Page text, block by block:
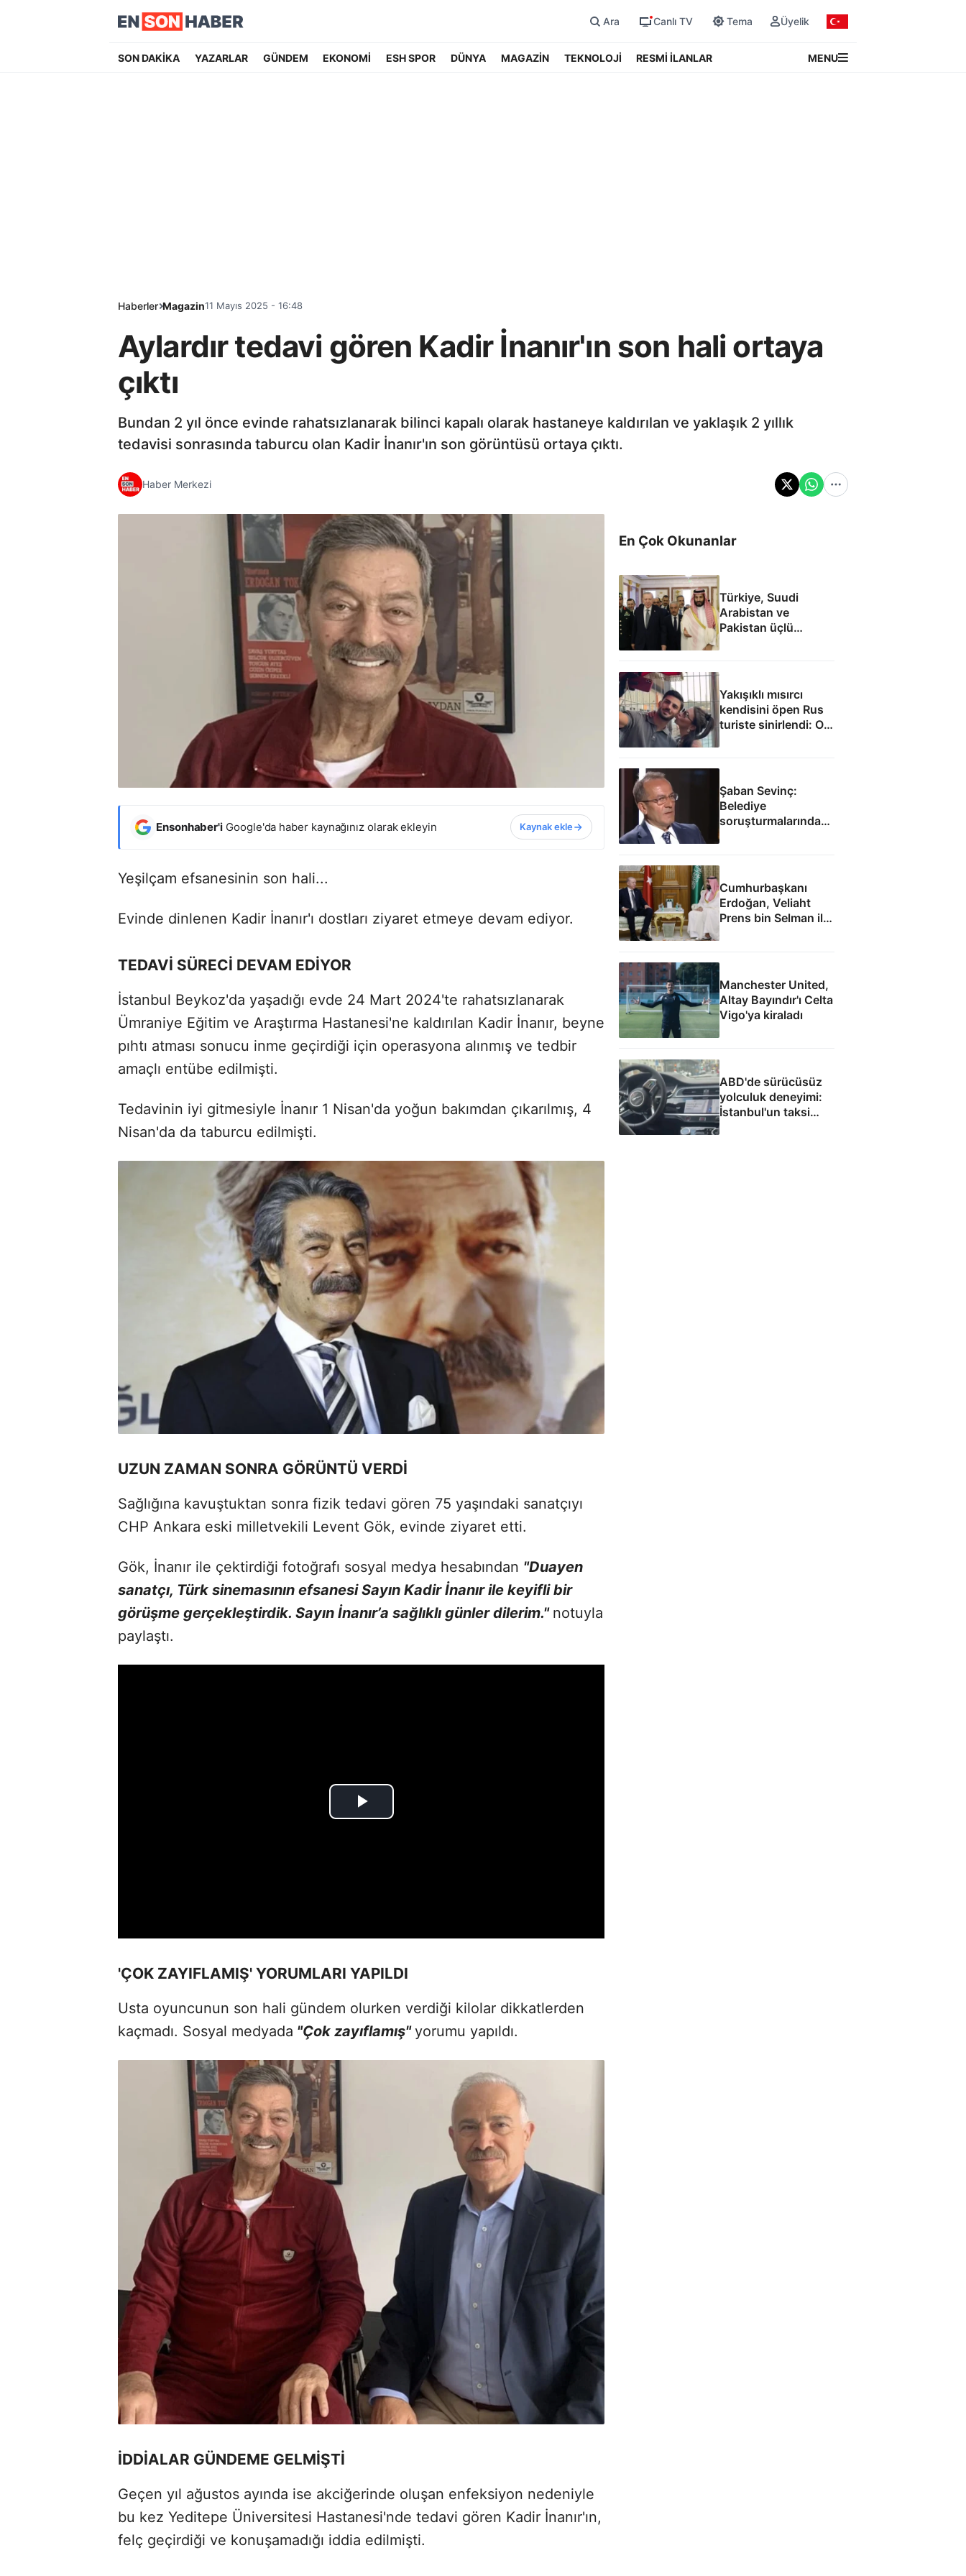
Ara Canlı TV Tema Üyelik
SON DAKİKA YAZARLAR GÜNDEM EKONOMİ ESH SPOR DÜNYA MAGAZİN TEKNOLOJİ RESMİ İLANLAR MENU
Haberler Magazin11 Mayıs 2025 - 16:48
Aylardır tedavi gören Kadir İnanır'ın son hali ortaya
çıktı
Bundan 2 yıl önce evinde rahatsızlanarak bilinci kapalı olarak hastaneye kaldırılan ve yaklaşık 2 yıllık
tedavisi sonrasında taburcu olan Kadir İnanır'ın son görüntüsü ortaya çıktı.
Haber Merkezi
Ensonhaber'i Google'da haber kaynağınız olarak ekleyin Kaynak ekle
Yeşilçam efsanesinin son hali...
Evinde dinlenen Kadir İnanır'ı dostları ziyaret etmeye devam ediyor.
TEDAVİ SÜRECİ DEVAM EDİYOR
İstanbul Beykoz'da yaşadığı evde 24 Mart 2024'te rahatsızlanarak
Ümraniye Eğitim ve Araştırma Hastanesi'ne kaldırılan Kadir İnanır, beyne
pıhtı atması sonucu inme geçirdiği için operasyona alınmış ve tedbir
amaçlı entübe edilmişti.
Tedavinin iyi gitmesiyle İnanır 1 Nisan'da yoğun bakımdan çıkarılmış, 4
Nisan'da da taburcu edilmişti.
UZUN ZAMAN SONRA GÖRÜNTÜ VERDİ
Sağlığına kavuştuktan sonra fizik tedavi gören 75 yaşındaki sanatçıyı
CHP Ankara eski milletvekili Levent Gök, evinde ziyaret etti.
Gök, İnanır ile çektirdiği fotoğrafı sosyal medya hesabından "Duayen
sanatçı, Türk sinemasının efsanesi Sayın Kadir İnanır ile keyifli bir
görüşme gerçekleştirdik. Sayın İnanır’a sağlıklı günler dilerim." notuyla
paylaştı.
'ÇOK ZAYIFLAMIŞ' YORUMLARI YAPILDI
Usta oyuncunun son hali gündem olurken verdiği kilolar dikkatlerden
kaçmadı. Sosyal medyada "Çok zayıflamış"yorumu yapıldı.
İDDİALAR GÜNDEME GELMİŞTİ
Geçen yıl ağustos ayında ise akciğerinde oluşan enfeksiyon nedeniyle
bu kez Yeditepe Üniversitesi Hastanesi'nde tedavi gören Kadir İnanır'ın,
felç geçirdiği ve konuşamadığı iddia edilmişti.
En Çok Okunanlar
Türkiye, Suudi
Arabistan ve
Pakistan üçlü
Yakışıklı mısırcı
kendisini öpen Rus
turiste sinirlendi: O
Şaban Sevinç:
Belediye
soruşturmalarında
savunulamayacak
Cumhurbaşkanı
Erdoğan, Veliaht
Prens bin Selman ile
Manchester United,
Altay Bayındır'ı Celta
Vigo'ya kiraladı
ABD'de sürücüsüz
yolculuk deneyimi:
İstanbul'un taksi
sorununa çözüm